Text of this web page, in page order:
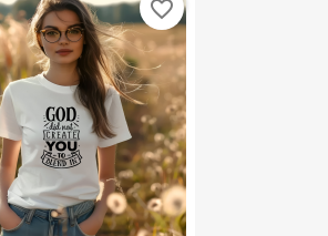
favorite_border